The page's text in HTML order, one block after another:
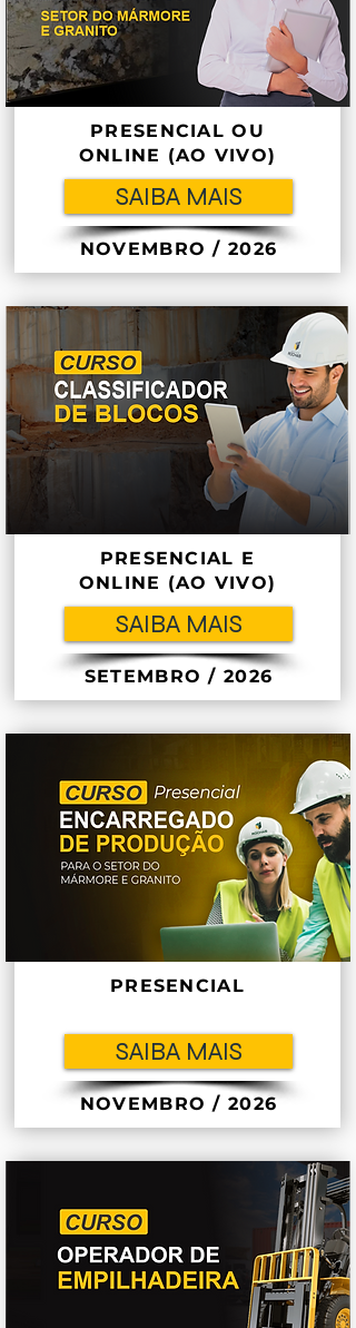
PRESENCIAL OU
ONLINE (AO VIVO)
SAIBA MAIS
NOVEMBRO / 2026
PRESENCIAL E
ONLINE (AO VIVO)
SAIBA MAIS
SETEMBRO / 2026
PRESENCIAL
SAIBA MAIS
NOVEMBRO / 2026